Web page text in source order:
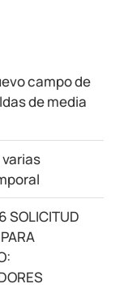
campo de
de media
SOLICITUD